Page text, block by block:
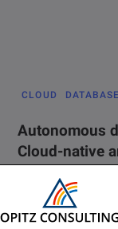
CLOUD DATABASE
Autonomous
Cloud-native
9. OKTOBER 2017
Oracle Open World